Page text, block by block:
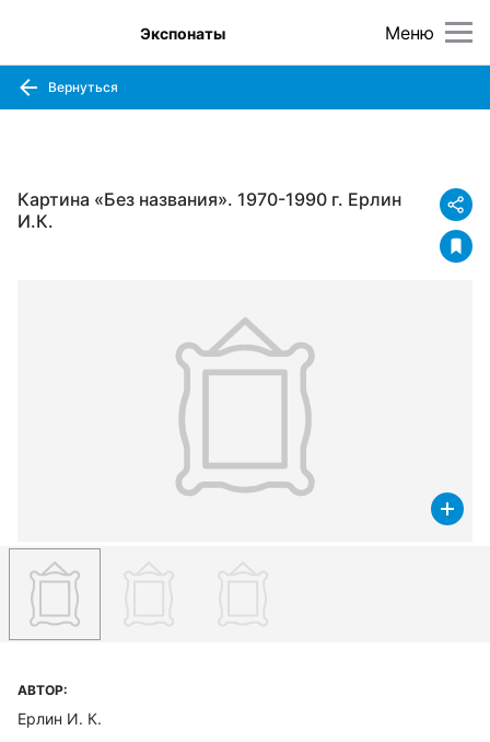
Меню
Экспонаты
Вернуться
Картина «Без названия». 1970-1990 г. Ерлин
И.К.
АВТОР:
Ерлин И. К.